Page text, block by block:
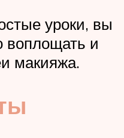
уроки, вы
воплощать и
макияжа.